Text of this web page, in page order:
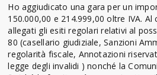
Ho aggiudicato una gara per un
150.000,00 e 214.999,00 oltre IVA.
allegati gli esiti regolari relativi al
80 (casellario giudiziale, Sanzioni
regolarità fiscale, Annotazioni
legge degli invalidi ) nonché la